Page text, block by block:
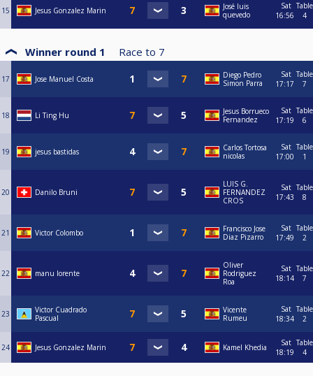
15 Jesus Gonzalez Marin
José luis
quevedo
Sat
16:56
Table
4
Winner round 1 Race to 7
17 Jose Manuel Costa
Diego Pedro
Simon Parra
Sat
17:17
Table
7
18 Li Ting Hu
Jesus Borrueco
Fernandez
Sat
17:19
Table
6
19 jesus bastidas
Carlos Tortosa
nicolas
Sat
17:00
Table
1
20 Danilo Bruni
LUIS G.
FERNANDEZ
CROS
Sat
17:43
Table
8
21 Victor Colombo
Francisco Jose
Diaz Pizarro
Sat
17:49
Table
2
22 manu lorente
Oliver
Rodriguez
Roa
Sat
18:14
Table
7
23
Victor Cuadrado
Pascual
Vicente
Rumeu
Sat
18:34
Table
2
24 Jesus Gonzalez Marin Kamel Khedia
Sat
18:19
Table
4